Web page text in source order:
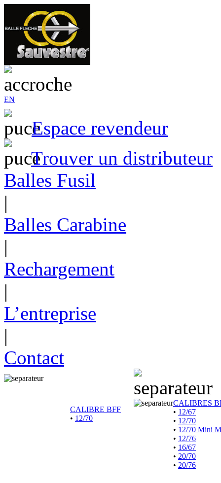
EN
Espace revendeur
Trouver un distributeur
Balles Fusil
|
Balles Carabine
|
Rechargement
|
L’entreprise
|
Contact
CALIBRE BFF
• 12/70
CALIBRES
• 12/67
• 12/70
• 12/70 Mini
• 12/76
• 16/67
• 20/70
• 20/76